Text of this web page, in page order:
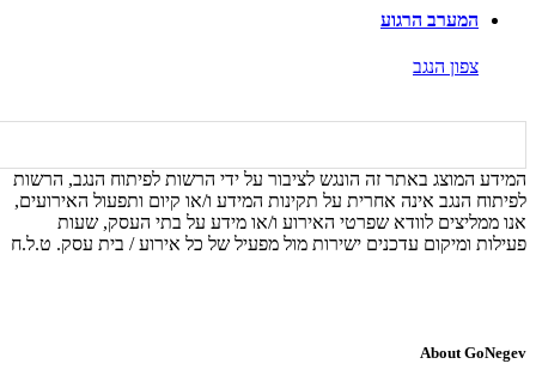
המערב הרגוע
צפון הנגב
המידע המוצג באתר זה הונגש לציבור על ידי הרשות לפיתוח הנגב, הרשות
לפיתוח הנגב אינה אחרית על תקינות המידע ו/או קיום ותפעול האירועים,
אנו ממליצים לוודא שפרטי האירוע ו/או מידע על בתי העסק, שעות
פעילות ומיקום עדכנים ישירות מול מפעיל של כל אירוע / בית עסק. ט.ל.ח
About GoNegev